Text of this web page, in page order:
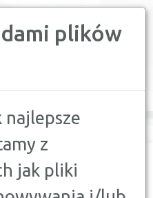
plików
najlepsze
z
jak pliki
WIEDZIEĆ?